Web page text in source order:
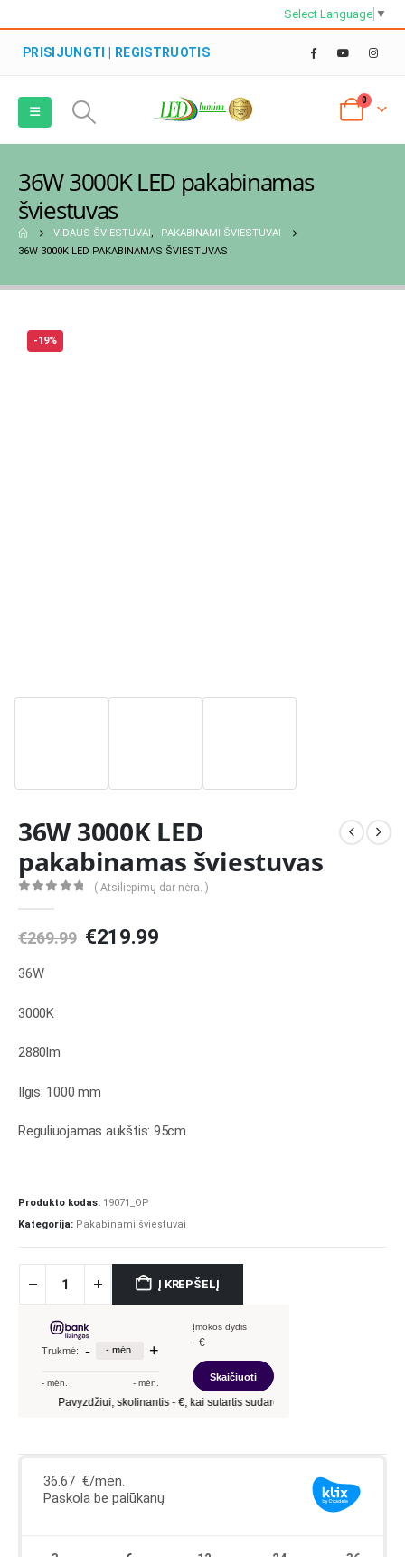
Select Language ▼
PRISIJUNGTI | REGISTRUOTIS
0
36W 3000K LED pakabinamas
šviestuvas
VIDAUS ŠVIESTUVAI
PAKABINAMI ŠVIESTUVAI
36W 3000K LED PAKABINAMAS ŠVIESTUVAS
-19%
36W 3000K LED
pakabinamas šviestuvas
( Atsiliepimų dar nėra. )
€269.99 Original
€219.99Current
36W
3000K
2880lm
Ilgis: 1000 mm
Reguliuojamas aukštis: 95cm
Produkto kodas: 19071_OP
Kategorija: Pakabinami šviestuvai
Į KREPŠELĮ